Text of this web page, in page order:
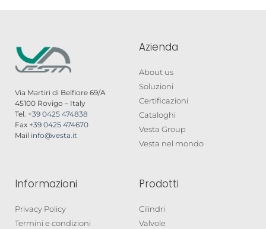
Via Martiri di Belfiore 69/A
45100 Rovigo – Italy
Tel. +39 0425 474838
Fax +39 0425 474670
Mail info@vesta.it
Azienda
About us
Soluzioni
Certificazioni
Cataloghi
Vesta Group
Vesta nel mondo
Informazioni
Privacy Policy
Termini e condizioni
Prodotti
Cilindri
Valvole